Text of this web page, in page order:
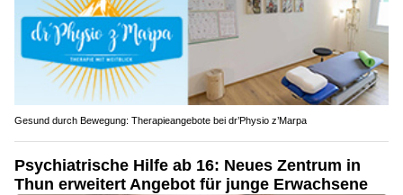
Gesund durch Bewegung: Therapieangebote bei dr’Physio z’Marpa
Psychiatrische Hilfe ab 16: Neues Zentrum in
Thun erweitert Angebot für junge Erwachsene